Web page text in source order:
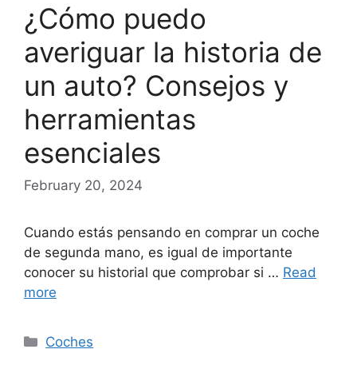
¿Cómo puedo
averiguar la historia de
un auto? Consejos y
herramientas
esenciales
February 20, 2024
Cuando estás pensando en comprar un coche
de segunda mano, es igual de importante
conocer su historial que comprobar si … Read
more
Categories
Coches